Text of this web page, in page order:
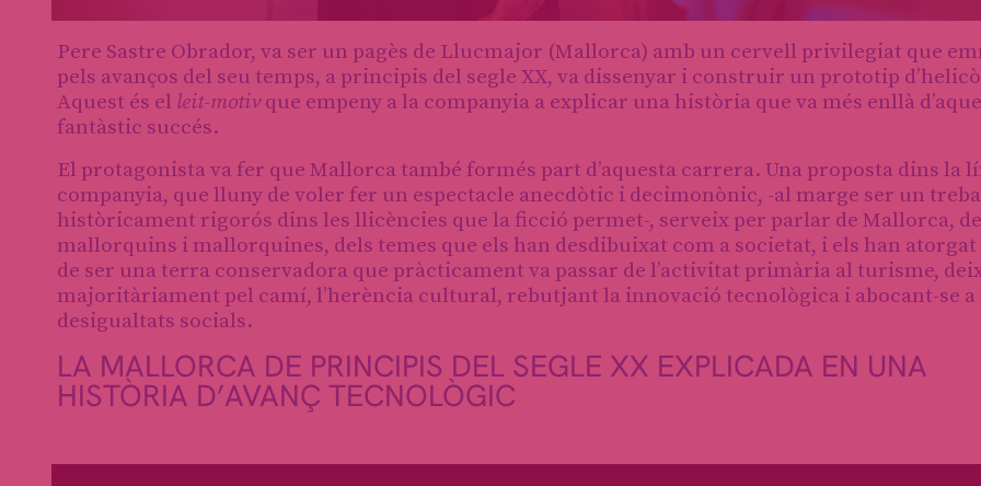
Pere Sastre Obrador, va ser un pagès de Llucmajor (Mallorca) amb un cervell privilegiat que
pels avanços del seu temps, a principis del segle XX, va dissenyar i construir un prototip
Aquest és el leit-motivque empeny a la companyia a explicar una història que va més enllà
fantàstic succés.
El protagonista va fer que Mallorca també formés part d’aquesta carrera. Una proposta dins la
companyia, que lluny de voler fer un espectacle anecdòtic i decimonònic, -al marge ser un
històricament rigorós dins les llicències que la ficció permet-, serveix per parlar de Mallorca,
mallorquins i mallorquines, dels temes que els han desdibuixat com a societat, i els han atorgat
de ser una terra conservadora que pràcticament va passar de l’activitat primària al turisme,
majoritàriament pel camí, l’herència cultural, rebutjant la innovació tecnològica i abocant-se a
desigualtats socials.
LA MALLORCA DE PRINCIPIS DEL SEGLE XX EXPLICADA EN UNA
HISTÒRIA D’AVANÇ TECNOLÒGIC